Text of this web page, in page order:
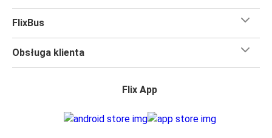
FlixBus
Obsługa klienta
Flix App